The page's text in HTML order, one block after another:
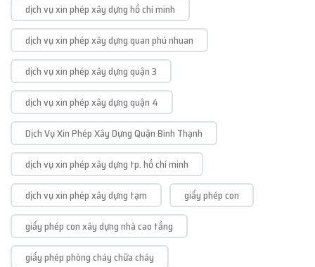
dịch vụ xin phép xây dựng hồ chí minh
dịch vụ xin phép xây dựng quan phú nhuan
dịch vụ xin phép xây dựng quận 3
dịch vụ xin phép xây dựng quận 4
Dịch Vụ Xin Phép Xây Dựng Quận Bình Thạnh
dịch vụ xin phép xây dựng tp. hồ chí minh
dịch vụ xin phép xây dựng tạm
giấy phép con
giấy phép con xây dựng nhà cao tầng
giấy phép phòng cháy chữa cháy